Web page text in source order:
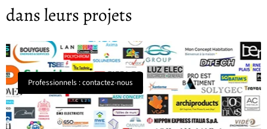
dans leurs projets
Professionnels : contactez-nous